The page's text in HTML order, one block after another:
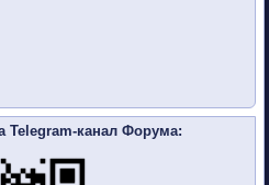
Telegram-канал Форума: